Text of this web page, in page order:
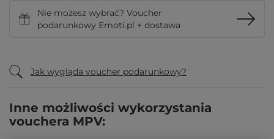
Nie możesz wybrać? Voucher
podarunkowy Emoti.pl + dostawa
Jak wygląda voucher podarunkowy?
Inne możliwości wykorzystania
vouchera MPV: